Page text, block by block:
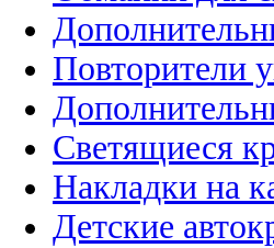
Повторители
Светящиеся
Накладки на
Детские